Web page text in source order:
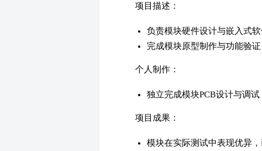
项目描述：
负责模块硬件设计与嵌入式
完成模块原型制作与功能验
个人制作：
独立完成模块PCB设计与调
项目成果：
模块在实际测试中表现优异